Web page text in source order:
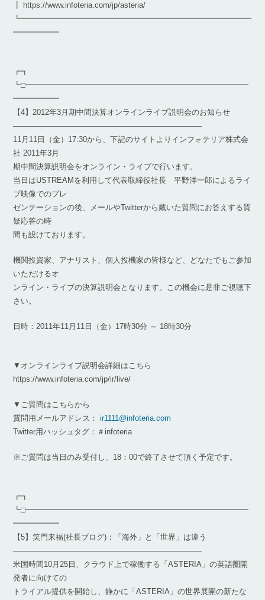
┃ https://www.infoteria.com/jp/asteria/
┗━━━━━━━━━━━━━━━━━━━━━━━━━━━━━━
━━━━━━
┏┓
┗□━━━━━━━━━━━━━━━━━━━━━━━━━━━━━
━━━━━━
【4】2012年3月期中間決算オンラインライブ説明会のお知らせ
————————————————————————–
11月11日（金）17:30から、下記のサイトよりインフォテリア株式会
社 2011年3月
期中間決算説明会をオンライン・ライブで行います。
当日はUSTREAMを利用して代表取締役社長 平野洋一郎によるライ
ブ映像でのプレ
ゼンテーションの後、メールやTwitterから戴いた質問にお答えする質
疑応答の時
間も設けております。
機関投資家、アナリスト、個人投機家の皆様など、どなたでもご参加
いただけるオ
ンライン・ライブの決算説明会となります。この機会に是非ご視聴下
さい。
日時：2011年11月11日（金）17時30分 ～ 18時30分
▼オンラインライブ説明会詳細はこちら
https://www.infoteria.com/jp/ir/live/
▼ご質問はこちらから
質問用メールアドレス：ir1111@infoteria.com
Twitter用ハッシュタグ：＃infoteria
※ご質問は当日のみ受付し、18：00で終了させて頂く予定です。
┏┓
┗□━━━━━━━━━━━━━━━━━━━━━━━━━━━━━
━━━━━━
【5】笑門来福(社長ブログ)：「海外」と「世界」は違う
————————————————————————–
米国時間10月25日、クラウド上で稼働する「ASTERIA」の英語圏開
発者に向けての
トライアル提供を開始し、静かに「ASTERIA」の世界展開の新たな